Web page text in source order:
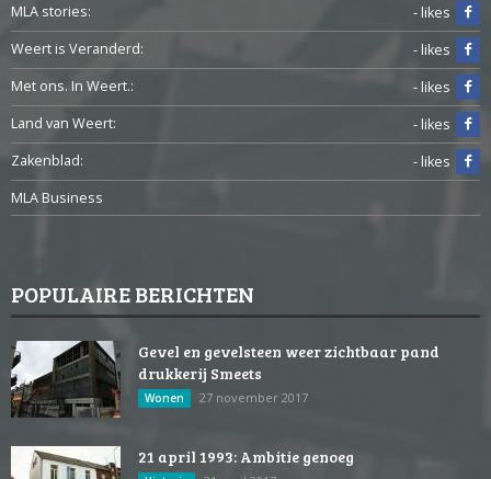
MLA stories:
- likes
Weert is Veranderd:
- likes
Met ons. In Weert.:
- likes
Land van Weert:
- likes
Zakenblad:
- likes
MLA Business
POPULAIRE BERICHTEN
Gevel en gevelsteen weer zichtbaar pand
drukkerij Smeets
Wonen 27 november 2017
21 april 1993: Ambitie genoeg